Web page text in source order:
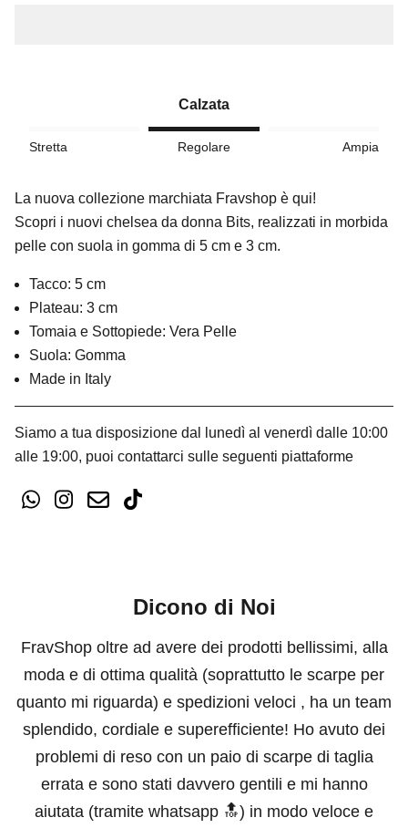
Calzata
Stretta Regolare Ampia
La nuova collezione marchiata Fravshop è qui!
Scopri i nuovi chelsea da donna Bits, realizzati in morbida
pelle con suola in gomma di 5 cm e 3 cm.
Tacco: 5 cm
Plateau: 3 cm
Tomaia e Sottopiede: Vera Pelle
Suola: Gomma
Made in Italy
Siamo a tua disposizione dal lunedì al venerdì dalle 10:00
alle 19:00, puoi contattarci sulle seguenti piattaforme
Dicono di Noi
FravShop oltre ad avere dei prodotti bellissimi, alla
moda e di ottima qualità (soprattutto le scarpe per
quanto mi riguarda) e spedizioni veloci , ha un team
splendido, cordiale e superefficiente! Ho avuto dei
problemi di reso con un paio di scarpe di taglia
errata e sono stati davvero gentili e mi hanno
aiutata (tramite whatsapp 🔝) in modo veloce e